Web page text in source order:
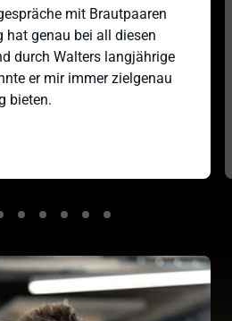
mit Brautpaaren
hat genau bei all diesen
durch Walters langjährige
er mir immer zielgenau
bieten.